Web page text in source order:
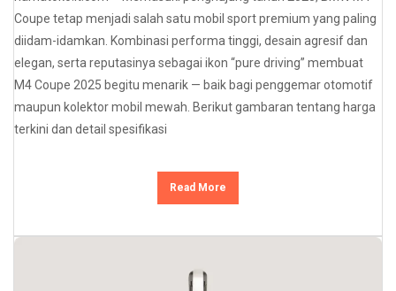
Coupe tetap menjadi salah satu mobil sport premium yang paling
diidam-idamkan. Kombinasi performa tinggi, desain agresif dan
elegan, serta reputasinya sebagai ikon “pure driving” membuat
M4 Coupe 2025 begitu menarik — baik bagi penggemar otomotif
maupun kolektor mobil mewah. Berikut gambaran tentang harga
terkini dan detail spesifikasi
Read More